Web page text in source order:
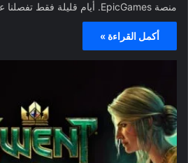
منصة EpicGames. أيام قليلة فقط تفصلنا عن نهاية سنة…
أكمل القراءة »